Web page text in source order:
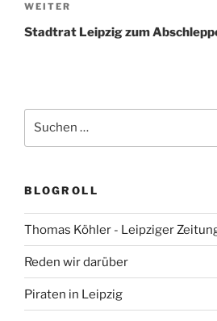
Nächster
Beitrag
WEITER
Stadtrat Leipzig zum
nach:
BLOGROLL
Thomas Köhler - Leipziger
Reden wir darüber
Piraten in Leipzig